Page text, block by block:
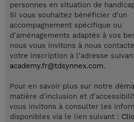
personnes en situation de
Si vous souhaitez bénéficier d'un
accompagnement spécifique ou
d'aménagements adaptés à vos
nous vous invitons à nous
votre inscription à l'adresse
academy.fr@tdsynnex.com.
Pour en savoir plus sur notre
matière d'inclusion et
vous invitons à consulter les
disponibles via le lien suivant :